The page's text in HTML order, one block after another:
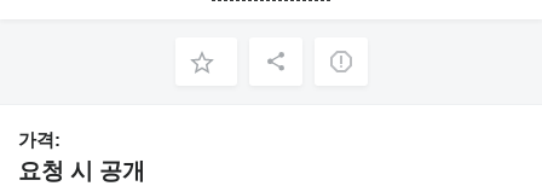
가격:
요청 시 공개